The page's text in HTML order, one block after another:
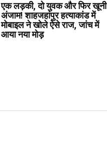
एक लड़की, दो युवक और फिर खूनी
अंजाम! शाहजहांपुर हत्याकांड में
मोबाइल ने खोले ऐसे राज, जांच में
आया नया मोड़